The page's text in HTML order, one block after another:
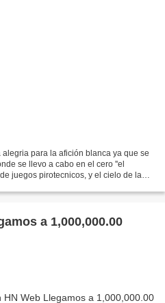
para la afición blanca ya que se
se llevo a cabo en el cero ''el
juegos pirotecnicos, y el cielo de la
a 1,000,000.00